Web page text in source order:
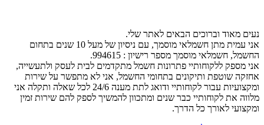
נעים מאוד וברוכים הבאים לאתר שלי.
אני עמית מתן חשמלאי מוסמך, עם ניסיון של מעל 10 שנים בתחום
החשמל, חשמלאי מוסמך מספר רישיון : 994615.
אני מספק ללקוחותיי פתרונות חשמל מתקדמים לבית לעסק ולתעשייה,
אחזקה שוטפת ותיקונים בתחומי החשמל, אני לא מתפשר על שירות
ומקצועיות עבור לקוחותיי ודואג לתת מענה 24/6 לכל שאלה ותקלה אני
מלווה את לקוחותיי כבר שנים ומתכוון להמשיך לספק להם שירות זמין
ומקצועי לאורך כל הדרך.